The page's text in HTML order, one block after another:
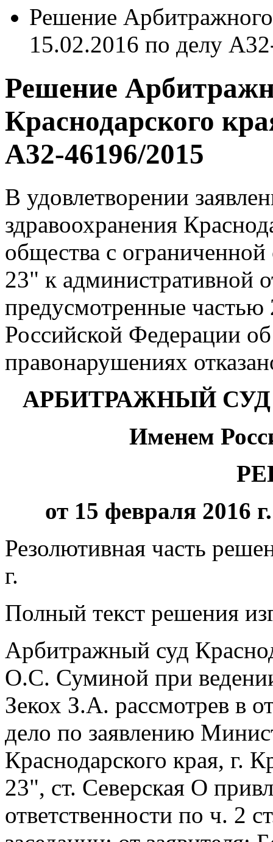
Решение Арбитражного
15.02.2016 по делу
Решение
Краснодарского
А32-46196/2015
В удовлетворении
здравоохранения
общества с
23" к административной
предусмотренные частью
Российской Федерации
правонарушениях
АРБИТРАЖНЫЙ СУД
Именем
от 15 февраля 2016
Резолютивная часть
г.
Полный текст решения
Арбитражный суд
О.С. Суминой при
Зекох З.А. рассмотрев в
дело по заявлению
Краснодарского края,
23", ст. Северская О
ответственности по ч. 2